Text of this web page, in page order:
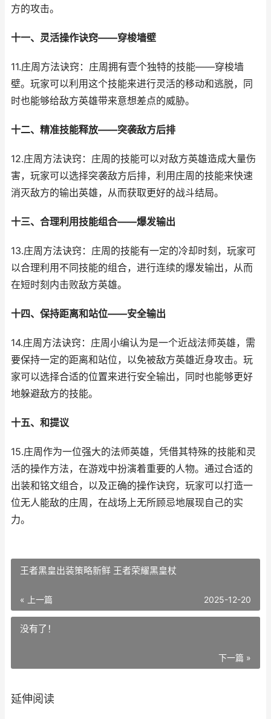
方的攻击。
十一、灵活操作诀窍——穿梭墙壁
11.庄周方法诀窍：庄周拥有壹个独特的技能——穿梭墙
壁。玩家可以利用这个技能来进行灵活的移动和逃脱，同
时也能够给敌方英雄带来意想差点的威胁。
十二、精准技能释放——突袭敌方后排
12.庄周方法诀窍：庄周的技能可以对敌方英雄造成大量伤
害，玩家可以选择突袭敌方后排，利用庄周的技能来快速
消灭敌方的输出英雄，从而获取更好的战斗结局。
十三、合理利用技能组合——爆发输出
13.庄周方法诀窍：庄周的技能有一定的冷却时刻，玩家可
以合理利用不同技能的组合，进行连续的爆发输出，从而
在短时刻内击败敌方英雄。
十四、保持距离和站位——安全输出
14.庄周方法诀窍：庄周小编认为是一个近战法师英雄，需
要保持一定的距离和站位，以免被敌方英雄近身攻击。玩
家可以选择合适的位置来进行安全输出，同时也能够更好
地躲避敌方的技能。
十五、和提议
15.庄周作为一位强大的法师英雄，凭借其特殊的技能和灵
活的操作方法，在游戏中扮演着重要的人物。通过合适的
出装和铭文组合，以及正确的操作诀窍，玩家可以打造一
位无人能敌的庄周，在战场上无所顾忌地展现自己的实
力。
王者黑皇出装策略新鲜 王者荣耀黑皇杖
« 上一篇 2025-12-20
没有了！
下一篇 »
延伸阅读